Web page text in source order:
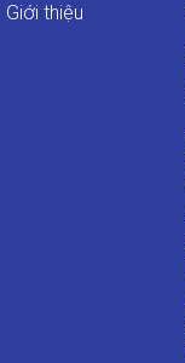
Giới thiệu